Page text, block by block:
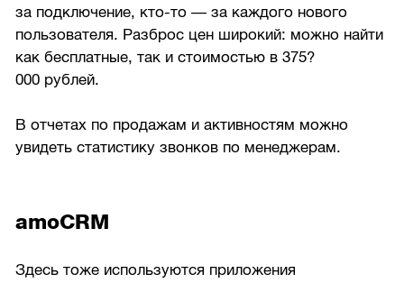
за подключение, кто-то — за каждого нового
пользователя. Разброс цен широкий: можно найти
как бесплатные, так и стоимостью в 375?
000 рублей.
В отчетах по продажам и активностям можно
увидеть статистику звонков по менеджерам.
amoCRM
Здесь тоже используются приложения